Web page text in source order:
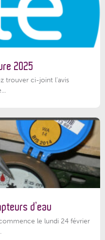
2025
trouver ci-joint l'avis
d’eau
le lundi 24 février